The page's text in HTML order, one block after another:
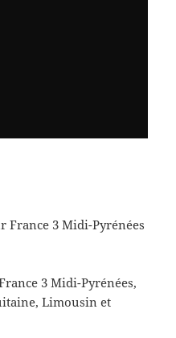
France 3 Midi-Pyrénées
3 Midi-Pyrénées,
Limousin et